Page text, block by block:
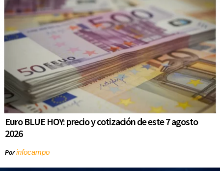
Euro BLUE HOY: precio y cotización de este 7 agosto
2026
Porinfocampo